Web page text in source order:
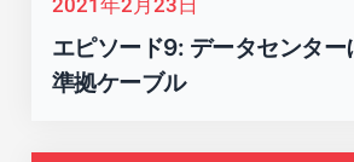
エピソード9: データセンタ
準拠ケーブル